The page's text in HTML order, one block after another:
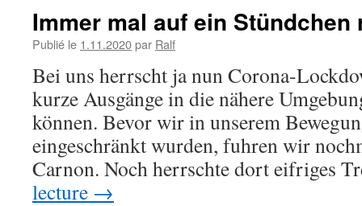
Immer mal auf ein Stündchen
Publié le 1.11.2020par Ralf
Bei uns herrscht ja nun Corona-
kurze Ausgänge in die nähere
können. Bevor wir in unserem
eingeschränkt wurden, fuhren wir
Carnon. Noch herrschte dort eifriges
lecture →